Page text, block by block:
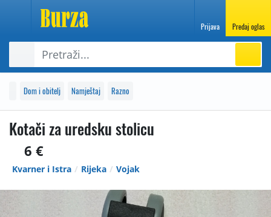
Prijava Predaj oglas
Dom i obitelj Namještaj Razno
Kotači za uredsku stolicu
6 €
Kvarner i Istra Rijeka Vojak